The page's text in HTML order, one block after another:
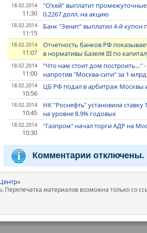
18.02.2014
11:30
"О’кей" выплатит
0.2267 долл. на акцию
18.02.2014
11:15
Банк "Зенит" выплатил 4-й
18.02.2014
11:07
Отчетность банков РФ
в нормативы Базеля III по
18.02.2014
11:00
"Что нам стоит дом построить…"
напротив "Москва-сити" за 1
18.02.2014
10:56
ЦБ РФ подал в арбитраж Москвы
18.02.2014
10:45
НК "Роснефть" установила
на уровне 8.9% годовых
18.02.2014
10:30
"Газпром" начал торги АДР на
Комментарии отключены.
материалов возможна только со